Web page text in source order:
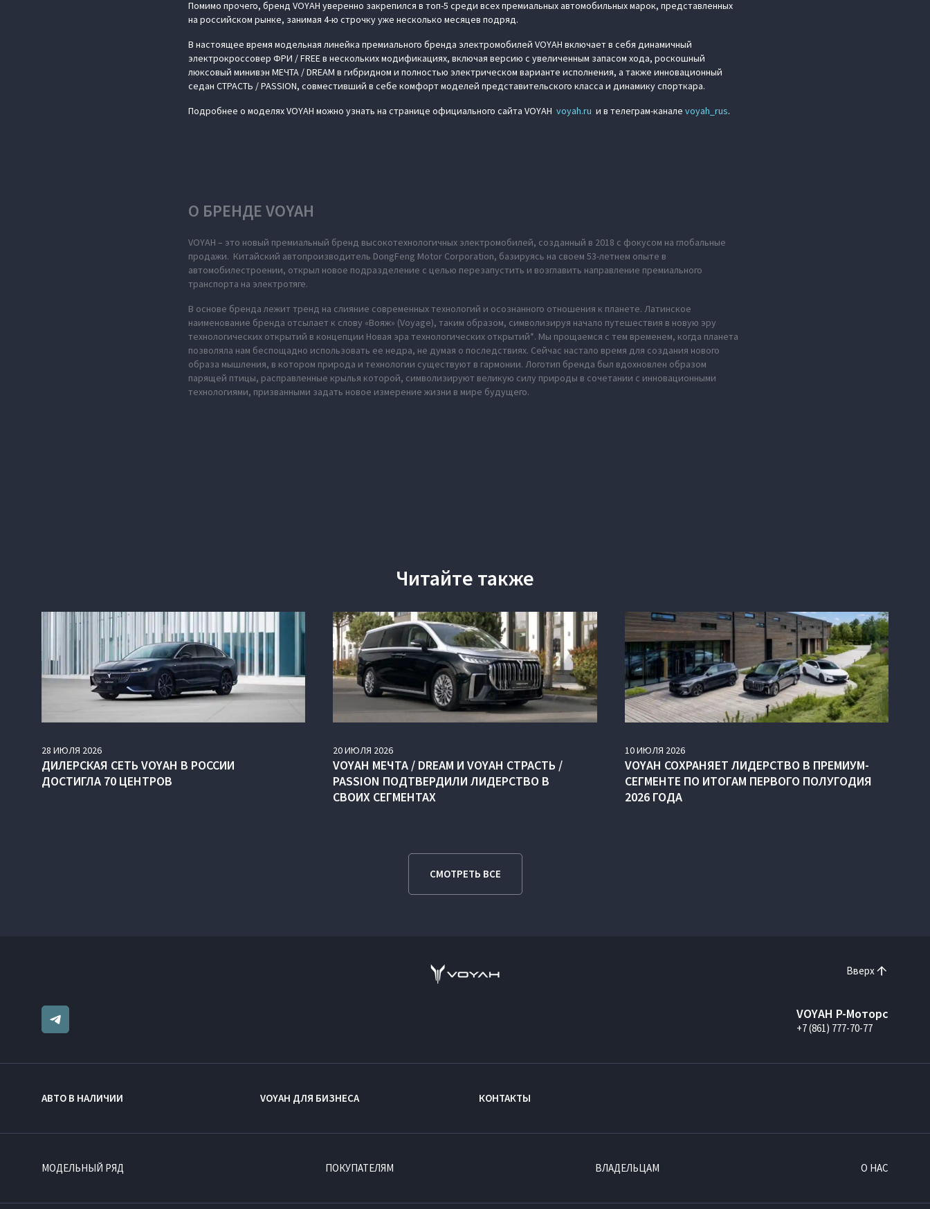
Помимо прочего, бренд VOYAH уверенно закрепился в топ-5 среди всех премиальных автомобильных марок, представленных
на российском рынке, занимая 4-ю строчку уже несколько месяцев подряд.
В настоящее время модельная линейка премиального бренда электромобилей VOYAH включает в себя динамичный
электрокроссовер ФРИ / FREE в нескольких модификациях, включая версию с увеличенным запасом хода, роскошный
люксовый минивэн МЕЧТА / DREAM в гибридном и полностью электрическом варианте исполнения, а также инновационный
седан СТРАСТЬ / PASSION, совместивший в себе комфорт моделей представительского класса и динамику спорткара.
Подробнее о моделях VOYAH можно узнать на странице официального сайта VOYAH voyah.ru и в телеграм-канале voyah_rus.
О БРЕНДЕ VOYAH
VOYAH – это новый премиальный бренд высокотехнологичных электромобилей, созданный в 2018 с фокусом на глобальные
продажи. Китайский автопроизводитель DongFeng Motor Corporation, базируясь на своем 53-летнем опыте в
автомобилестроении, открыл новое подразделение с целью перезапустить и возглавить направление премиального
транспорта на электротяге.
В основе бренда лежит тренд на слияние современных технологий и осознанного отношения к планете. Латинское
наименование бренда отсылает к слову «Вояж» (Voyage), таким образом, символизируя начало путешествия в новую эру
технологических открытий в концепции Новая эра технологических открытий*. Мы прощаемся с тем временем, когда планета
позволяла нам беспощадно использовать ее недра, не думая о последствиях. Сейчас настало время для создания нового
образа мышления, в котором природа и технологии существуют в гармонии. Логотип бренда был вдохновлен образом
парящей птицы, расправленные крылья которой, символизируют великую силу природы в сочетании с инновационными
технологиями, призванными задать новое измерение жизни в мире будущего.
Читайте также
28 ИЮЛЯ 2026
ДИЛЕРСКАЯ СЕТЬ VOYAH В РОССИИ
ДОСТИГЛА 70 ЦЕНТРОВ
20ИЮЛЯ 2026
VOYAH МЕЧТА / DREAM И VOYAH СТРАСТЬ /
PASSION ПОДТВЕРДИЛИ ЛИДЕРСТВО В
СВОИХ СЕГМЕНТАХ
10ИЮЛЯ 2026
VOYAH СОХРАНЯЕТ ЛИДЕРСТВО В ПРЕМИУМ-
СЕГМЕНТЕ ПО ИТОГАМ ПЕРВОГО ПОЛУГОДИЯ
2026 ГОДА
СМОТРЕТЬ ВСЕ
Вверх
VOYAH Р-Моторс
+7 (861) 777-70-77
АВТО В НАЛИЧИИ VOYAH ДЛЯ БИЗНЕСА КОНТАКТЫ
МОДЕЛЬНЫЙ РЯД ПОКУПАТЕЛЯМ ВЛАДЕЛЬЦАМ О НАС